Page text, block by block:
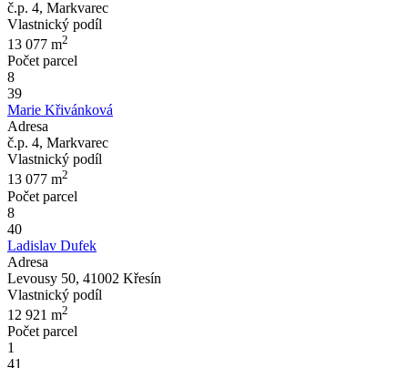
č.p. 4, Markvarec
Vlastnický podíl
13 077 m2
Počet parcel
8
39
Marie Křivánková
Adresa
č.p. 4, Markvarec
Vlastnický podíl
13 077 m2
Počet parcel
8
40
Ladislav Dufek
Adresa
Levousy 50, 41002 Křesín
Vlastnický podíl
12 921 m2
Počet parcel
1
41